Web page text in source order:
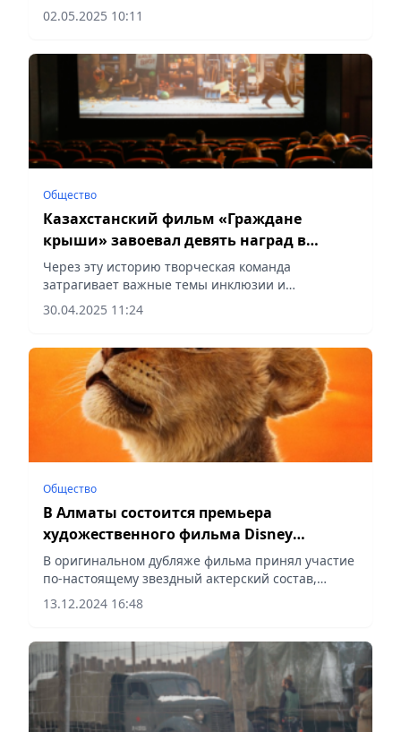
02.05.2025 10:11
Общество
Казахстанский фильм «Граждане
крыши» завоевал девять наград в
Москве
Через эту историю творческая команда
затрагивает важные темы инклюзии и
социальной адаптации детей с особенностями
развития, сообщает Vecher.kz.
30.04.2025 11:24
Общество
В Алматы состоится премьера
художественного фильма Disney
«Муфаса: Король Лев»
В оригинальном дубляже фильма принял участие
по-настоящему звездный актерский состав,
сообщает Vecher.kz.
13.12.2024 16:48